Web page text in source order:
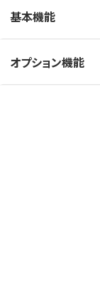
基本機能
オプション機能